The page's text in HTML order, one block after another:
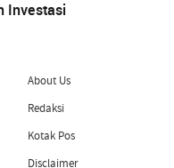
Investasi
About Us
Redaksi
Kotak Pos
Disclaimer